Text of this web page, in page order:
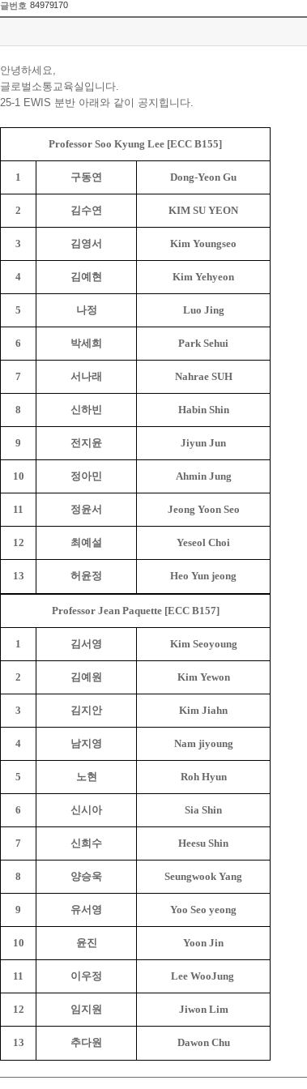
글번호 84979170
안녕하세요,
글로벌소통교육실입니다.
25-1 EWIS 분반 아래와 같이 공지힙니다.
Professor Soo Kyung Lee [ECC B155]
1 구동연 Dong-Yeon Gu
2 김수연 KIM SU YEON
3 김영서 Kim Youngseo
4 김예현 Kim Yehyeon
5 나정 Luo Jing
6 박세희 Park Sehui
7 서나래 Nahrae SUH
8 신하빈 Habin Shin
9 전지윤 Jiyun Jun
10 정아민 Ahmin Jung
11 정윤서 Jeong Yoon Seo
12 최예설 Yeseol Choi
13 허윤정 Heo Yun jeong
Professor Jean Paquette [ECC B157]
1 김서영 Kim Seoyoung
2 김예원 Kim Yewon
3 김지안 Kim Jiahn
4 남지영 Nam jiyoung
5 노현 Roh Hyun
6 신시아 Sia Shin
7 신희수 Heesu Shin
8 양승욱 Seungwook Yang
9 유서영 Yoo Seo yeong
10 윤진 Yoon Jin
11 이우정 Lee WooJung
12 임지원 Jiwon Lim
13 추다원 Dawon Chu